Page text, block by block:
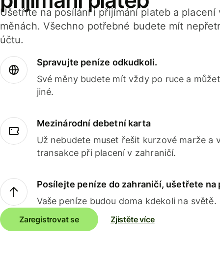
Ušetříte na posílání i přijímání plateb a
měnách. Všechno potřebné budete mít
účtu.
Spravujte peníze odkudkoli.
Své měny budete mít vždy po ruce a
jiné.
Mezinárodní debetní karta
Už nebudete muset řešit kurzové marže a
transakce při placení v zahraničí.
Posílejte peníze do zahraničí, ušetřete na
Vaše peníze budou doma kdekoli na světě.
Zaregistrovat se Zjistěte více